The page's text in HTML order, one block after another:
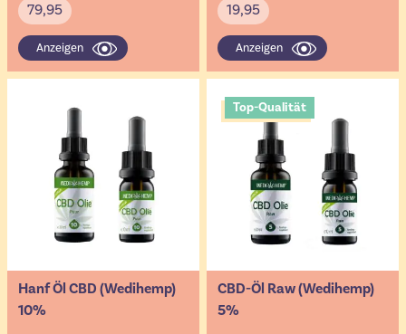
79,95
Anzeigen
19,95
Anzeigen
Hanf Öl CBD (Wedihemp)
10%
Top-Qualität
CBD-Öl Raw (Wedihemp)
5%